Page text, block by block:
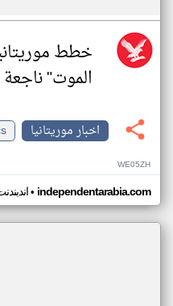
خطط
الموت"
اخبار موريتانيا
WE05ZH
• independentarabia.com